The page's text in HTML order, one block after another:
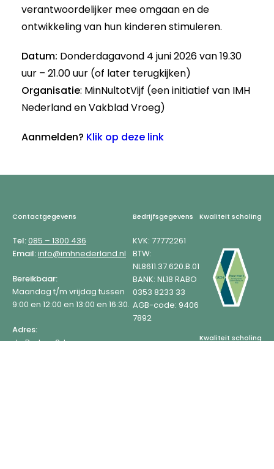
verantwoordelijker mee omgaan en de
ontwikkeling van hun kinderen stimuleren.
Datum: Donderdagavond 4 juni 2026 van 19.30
uur – 21.00 uur (of later terugkijken)
Organisatie: MinNultotVijf (een initiatief van IMH
Nederland en Vakblad Vroeg)
Aanmelden? Klik op deze link
Footer
Contactgegevens
Tel:085 – 1300 436
Email:info@imhnederland.nl
Bereikbaar:
Maandag t/m vrijdag tussen
9:00 en 12:00 en 13:00 en 16:30.
Adres:
de Berken 2d
Bedrijfsgegevens
KVK: 77772261
BTW:
NL8611.37.620.B.01
BANK: NL18 RABO
0353 8233 33
AGB-code: 9406
7892
Kwaliteit scholing
Kwaliteit scholing